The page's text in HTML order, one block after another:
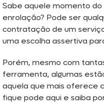
Sabe aquele momento
enrolação? Pode ser
contratação de um
uma escolha assertiva
Porém, mesmo com
ferramenta, algumas
aquela que mais oferece
fique pode aqui e saiba